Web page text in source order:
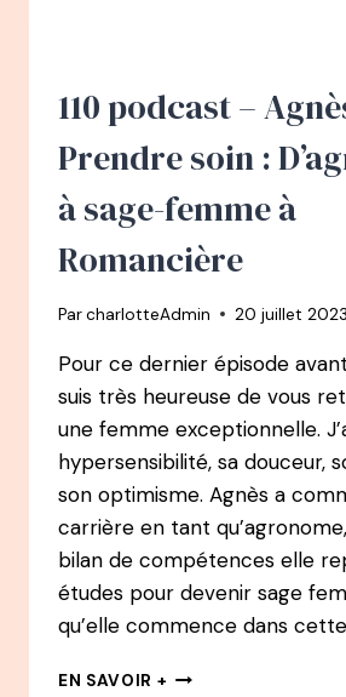
BURN-
LA
PHARMACIENNE
NATUROPATHE
110 podcast –
Prendre soin :
à sage-femme à
Romancière
ParcharlotteAdmin 20 juillet 2023
Pour ce dernier épisode
suis très heureuse de vous
une femme exceptionnelle.
hypersensibilité, sa douceur,
son optimisme. Agnès a
carrière en tant
bilan de compétences elle
études pour devenir sage
qu’elle commence dans
EN SAVOIR + 110